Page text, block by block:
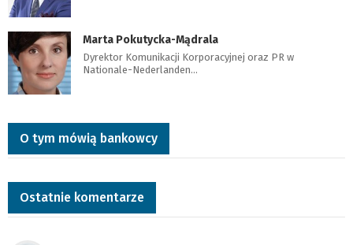
Marta Pokutycka-Mądrala
Dyrektor Komunikacji Korporacyjnej oraz PR w
Nationale-Nederlanden…
O tym mówią bankowcy
Ostatnie komentarze